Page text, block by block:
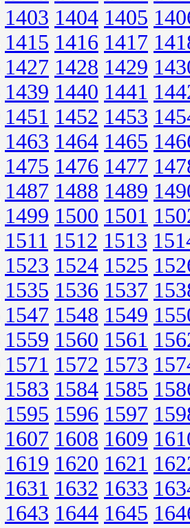
1403 1404 1405
1415 1416 1417
1427 1428 1429
1439 1440 1441
1451 1452 1453
1463 1464 1465
1475 1476 1477
1487 1488 1489
1499 1500 1501
1511 1512 1513
1523 1524 1525
1535 1536 1537
1547 1548 1549
1559 1560 1561
1571 1572 1573
1583 1584 1585
1595 1596 1597
1607 1608 1609
1619 1620 1621
1631 1632 1633
1643 1644 1645